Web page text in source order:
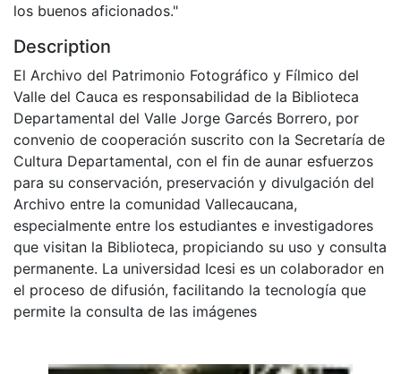
los buenos aficionados."
Description
El Archivo del Patrimonio Fotográfico y Fílmico del
Valle del Cauca es responsabilidad de la Biblioteca
Departamental del Valle Jorge Garcés Borrero, por
convenio de cooperación suscrito con la Secretaría de
Cultura Departamental, con el fin de aunar esfuerzos
para su conservación, preservación y divulgación del
Archivo entre la comunidad Vallecaucana,
especialmente entre los estudiantes e investigadores
que visitan la Biblioteca, propiciando su uso y consulta
permanente. La universidad Icesi es un colaborador en
el proceso de difusión, facilitando la tecnología que
permite la consulta de las imágenes